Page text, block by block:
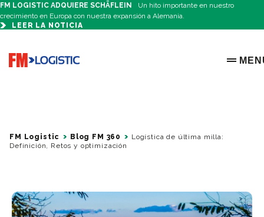
FM LOGISTIC ADQUIERE SCHÄFLEIN
Un hito importante en nuestro
crecimiento en Europa con nuestra expansión a Alemania.
LEER LA NOTICIA
Go to home page
OPEN
FM Logistic Blog FM 360
Logística de última milla:
Definición, Retos y optimización